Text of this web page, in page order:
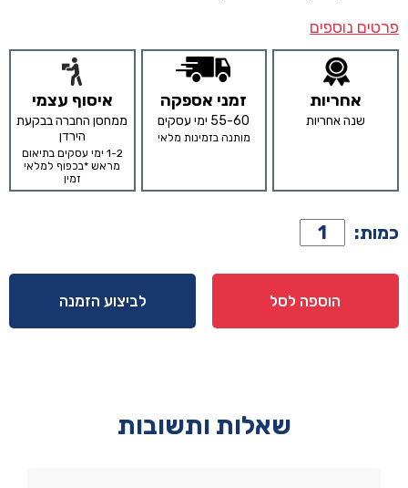
פרטים נוספים
אחריות
שנה אחריות
זמני אספקה
55-60 ימי עסקים
מותנה בזמינות מלאי
איסוף עצמי
ממחסן החברה בבקעת
הירדן
1-2 ימי עסקים בתיאום
מראש *בכפוף למלאי
זמין
כמות: כמות
של
קומודה
ומראה
הוספה לסל לביצוע הזמנה
שאלות ותשובות